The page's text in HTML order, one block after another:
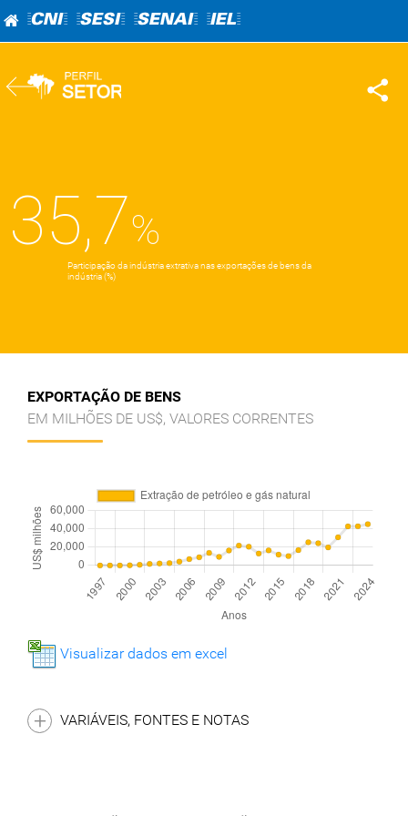
=CNI= =SESI= =SENAI= =IEL=
35,7
Participação da indústria extrativa nas exportações de bens da
indústria (%)
EXPORTAÇÃO DE BENS
EM MILHÕES DE US$, VALORES CORRENTES
Visualizar dados em excel
VARIÁVEIS, FONTES E NOTAS